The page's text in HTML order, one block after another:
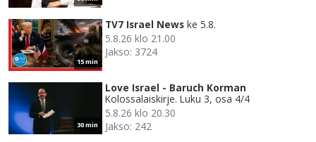
15 min
TV7 Israel News ke 5.8.
5.8.26 klo 21.00
Jakso: 3724
30 min
Love Israel - Baruch Korman
Kolossalaiskirje. Luku 3, osa 4/4
5.8.26 klo 20.30
Jakso: 242